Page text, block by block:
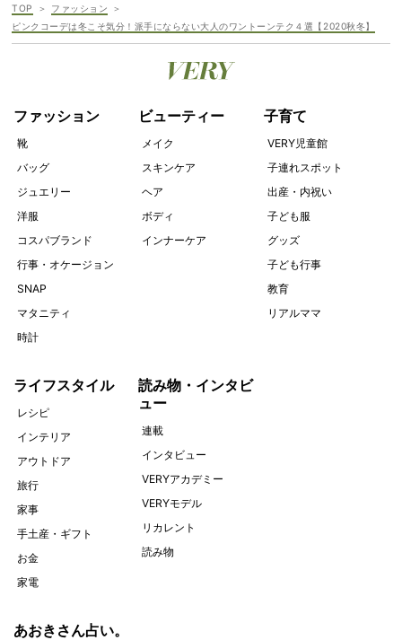
TOP
ファッション
ピンクコーデは冬こそ気分！派手にならない大人のワントーンテク４選【2020秋冬】
ファッション
靴
バッグ
ジュエリー
洋服
コスパブランド
行事・オケージョン
SNAP
マタニティ
時計
ビューティー
メイク
スキンケア
ヘア
ボディ
インナーケア
子育て
VERY児童館
子連れスポット
出産・内祝い
子ども服
グッズ
子ども行事
教育
リアルママ
ライフスタイル
レシピ
インテリア
アウトドア
旅行
家事
手土産・ギフト
お金
家電
読み物・インタビ
ュー
連載
インタビュー
VERYアカデミー
VERYモデル
リカレント
読み物
あおきさん占い。